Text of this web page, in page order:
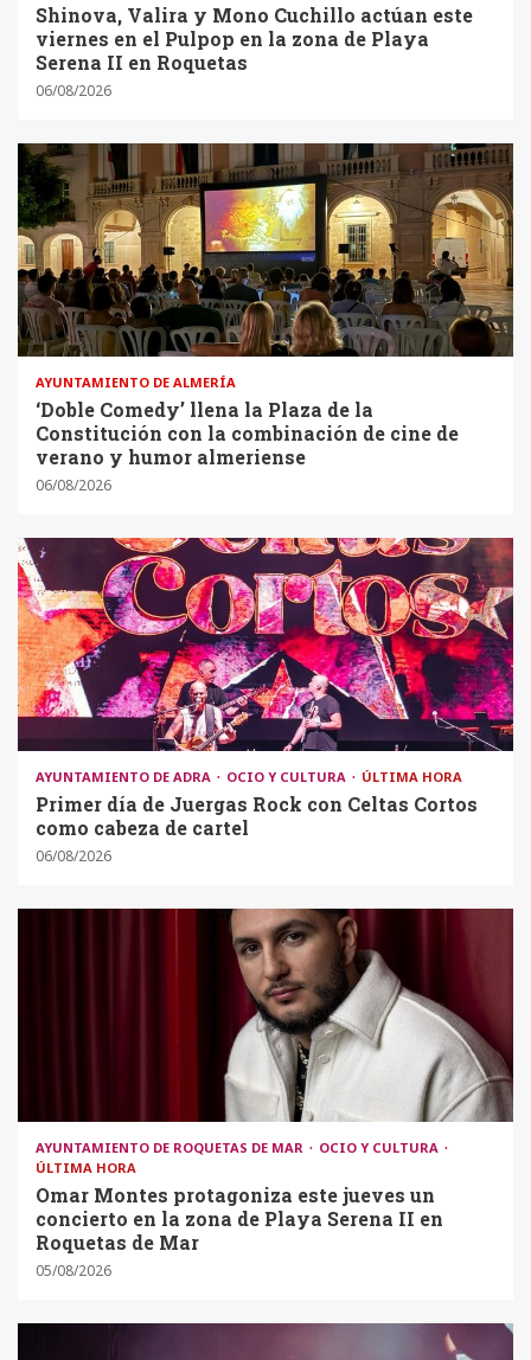
Shinova, Valira y Mono Cuchillo actúan este
viernes en el Pulpop en la zona de Playa
Serena II en Roquetas
06/08/2026
AYUNTAMIENTO DE ALMERÍA
‘Doble Comedy’ llena la Plaza de la
Constitución con la combinación de cine de
verano y humor almeriense
06/08/2026
AYUNTAMIENTO DE ADRA OCIO Y CULTURA ÚLTIMA HORA
Primer día de Juergas Rock con Celtas Cortos
como cabeza de cartel
06/08/2026
AYUNTAMIENTO DE ROQUETAS DE MAR
OCIO Y CULTURA
ÚLTIMA HORA
Omar Montes protagoniza este jueves un
concierto en la zona de Playa Serena II en
Roquetas de Mar
05/08/2026